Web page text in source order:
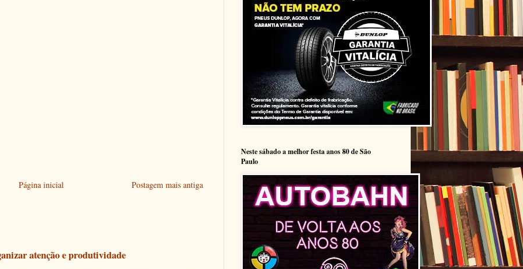
Postagem mais antiga
Página inicial
atenção e produtividade
Neste sábado a melhor festa anos 80 de São
Paulo